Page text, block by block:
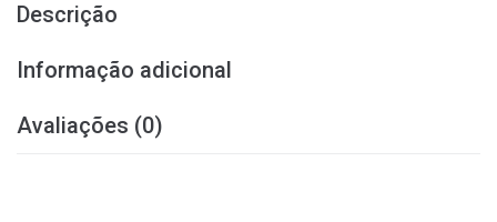
Descrição
Informação adicional
Avaliações (0)